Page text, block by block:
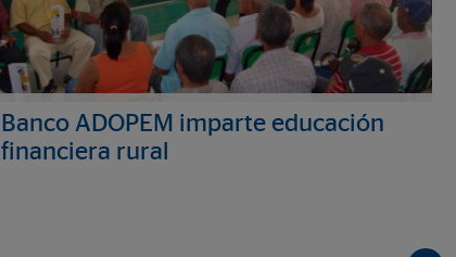
Banco ADOPEM imparte educación
financiera rural